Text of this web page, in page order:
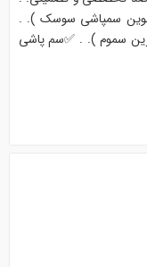
سمپاشی سوسک ). .
سموم ). . ✅️سم پاشی